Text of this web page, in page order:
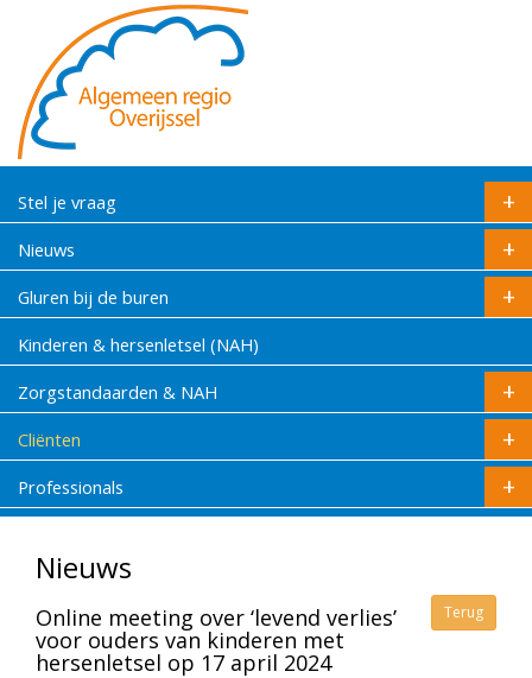
Stel je vraag
Nieuws
Gluren bij de buren
Kinderen & hersenletsel (NAH)
Zorgstandaarden & NAH
Cliënten
Professionals
Nieuws
Terug
Online meeting over ‘levend verlies’
voor ouders van kinderen met
hersenletsel op 17 april 2024